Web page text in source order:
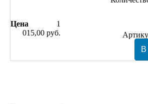
Цена
1
015,00 руб.